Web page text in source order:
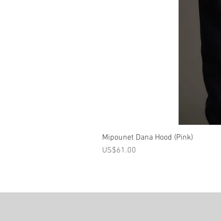
Mipounet Dana Hood (Pink)
가격
US$61.00